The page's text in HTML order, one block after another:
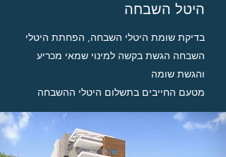
היטל השבחה
בדיקת שומת היטלי השבחה, הפחתת היטלי
השבחה הגשת בקשה למינוי שמאי מכריע
והגשת שומה
מטעם החייבים בתשלום היטלי ההשבחה